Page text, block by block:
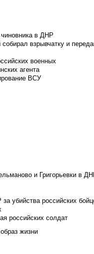
в ДНР
взрывчатку и
военных
агента
ВСУ
и Григорьевки в
убийства российских
российских солдат
жизни